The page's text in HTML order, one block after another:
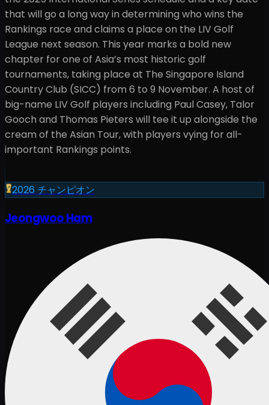
that will go a long way in determining who wins the
Rankings race and claims a place on the LIV Golf
League next season. This year marks a bold new
chapter for one of Asia’s most historic golf
tournaments, taking place at The Singapore Island
Country Club (SICC) from 6 to 9 November. A host of
big-name LIV Golf players including Paul Casey, Talor
Gooch and Thomas Pieters will tee it up alongside the
cream of the Asian Tour, with players vying for all-
important Rankings points.
2026 チャンピオン
Jeongwoo Ham